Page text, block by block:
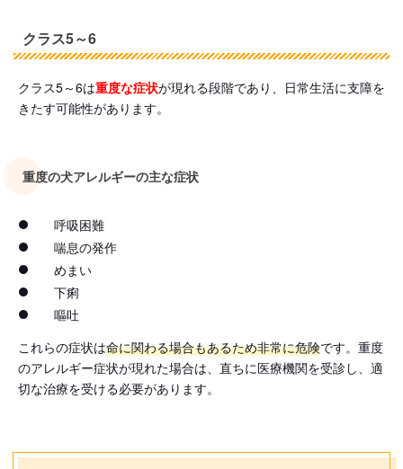
クラス5～6
クラス5～6は重度な症状が現れる段階であり、日常生活に支障を
きたす可能性があります。
重度の犬アレルギーの主な症状
呼吸困難
喘息の発作
めまい
下痢
嘔吐
これらの症状は命に関わる場合もあるため非常に危険です。重度
のアレルギー症状が現れた場合は、直ちに医療機関を受診し、適
切な治療を受ける必要があります。